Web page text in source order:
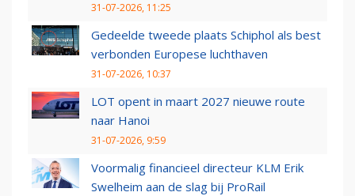
31-07-2026, 11:25
Gedeelde tweede plaats Schiphol als best
verbonden Europese luchthaven
31-07-2026, 10:37
LOT opent in maart 2027 nieuwe route
naar Hanoi
31-07-2026, 9:59
Voormalig financieel directeur KLM Erik
Swelheim aan de slag bij ProRail